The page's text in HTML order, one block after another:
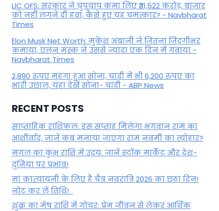
LIC OFS: सरकार ने चुपचाप कमा लिए ₹31,522 करोड़, बाजार
को नहीं लगने दी हवा, कैसे हुए यह चमत्कार? - Navbharat
Times
Elon Musk Net Worth: मुकेश अंबानी ने जितना जिंदगीभर
कमाया, एलन मस्क ने उससे ज्यादा एक दिन में गंवाया -
Navbharat Times
2,890 रुपए महंगा हुआ सोना, चांदी में भी 6,200 रुपए का
भारी उछाल, यहां देखें सोना- चांदी - ABP News
RECENT POSTS
साप्ताहिक राशिफल: इस सप्ताह मिलेगा भगवान राम का
आशीर्वाद, जानें कब मनाया जाएगा राम नवमी का त्योहार?
मंगल का कुंभ राशि में उदय: जानें स्‍टॉक मार्केट और देश-
दुनिया पर प्रभाव!
मां कात्‍यायनी के लिए है चैत्र नवरात्रि 2026 का छठा दिन!
नोट कर लें तिथि!
शुक्र का मेष राशि में गोचर: प्रेम जीवन से लेकर आर्थिक